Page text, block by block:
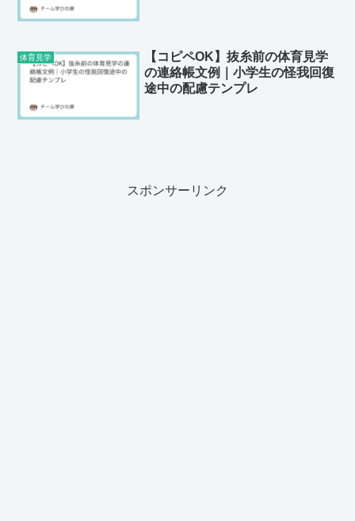
体育見学
【コピペOK】抜糸前の体育見学
の連絡帳文例｜小学生の怪我回復
途中の配慮テンプレ
スポンサーリンク